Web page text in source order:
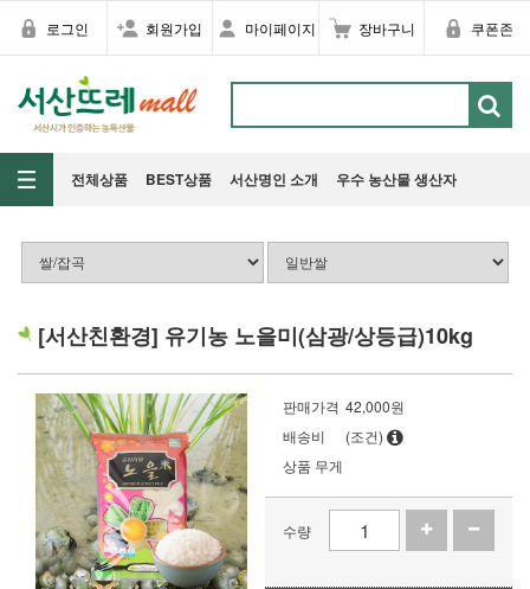
로그인 회원가입 마이페이지 장바구니 쿠폰존
전체상품 BEST상품 서산명인 소개 우수 농산물 생산자
[서산친환경] 유기농 노을미(삼광/상등급)10kg
판매가격 42,000원
배송비
(조건)
상품 무게
수량